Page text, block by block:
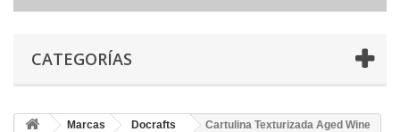
CATEGORÍAS
Marcas Docrafts Cartulina Texturizada Aged Wine